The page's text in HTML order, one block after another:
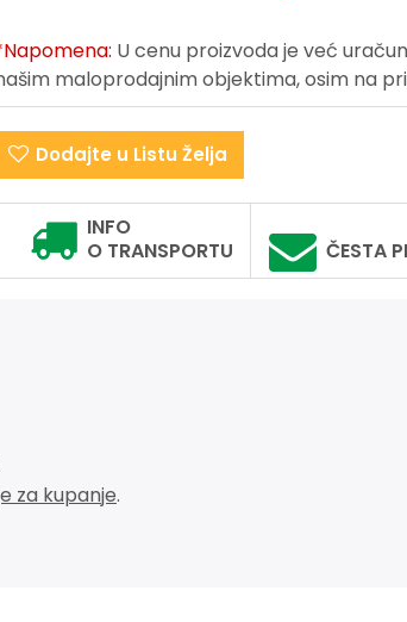
U cenu proizvoda je već
maloprodajnim objektima, osim na
Dodajte u Listu Želja
INFO
O TRANSPORTU
ČESTA
za kupanje.